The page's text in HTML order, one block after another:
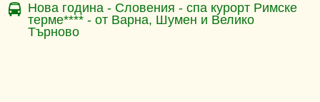
Нова година - Словения - спа курорт Римске
терме**** - от Варна, Шумен и Велико
Търново